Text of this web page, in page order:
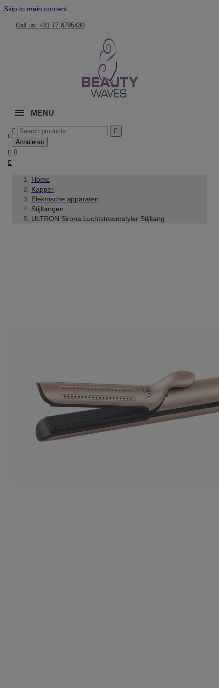
Skip to main content
Call us: +31 77 8795430
MENU



Annuleren
 0

Home
Kapper
Elektrische apparaten
Stijltangen
ULTRON Sirona Luchtstroomstyler Stijltang